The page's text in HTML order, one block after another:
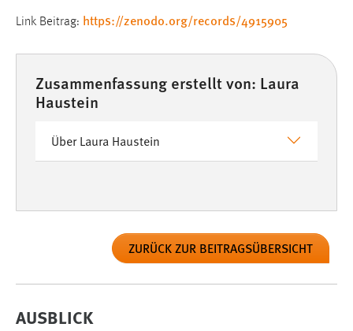
Link Beitrag: https://zenodo.org/records/4915905
Zusammenfassung erstellt von: Laura
Haustein
Über Laura Haustein
ZURÜCK ZUR BEITRAGSÜBERSICHT
AUSBLICK